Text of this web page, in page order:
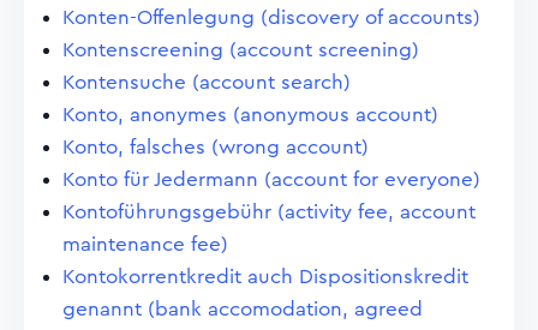
Konten-Offenlegung (discovery of accounts)
Kontenscreening (account screening)
Kontensuche (account search)
Konto, anonymes (anonymous account)
Konto, falsches (wrong account)
Konto für Jedermann (account for everyone)
Kontoführungsgebühr (activity fee, account
maintenance fee)
Kontokorrentkredit auch Dispositionskredit
genannt (bank accomodation, agreed